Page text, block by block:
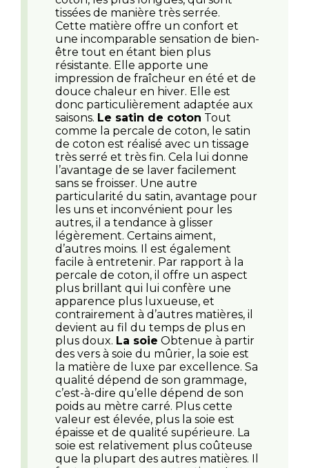
tissées de manière très serrée.
Cette matière offre un confort et
une incomparable sensation de bien-
être tout en étant bien plus
résistante. Elle apporte une
impression de fraîcheur en été et de
douce chaleur en hiver. Elle est
donc particulièrement adaptée aux
saisons. Le satin de coton Tout
comme la percale de coton, le satin
de coton est réalisé avec un tissage
très serré et très fin. Cela lui donne
l’avantage de se laver facilement
sans se froisser. Une autre
particularité du satin, avantage pour
les uns et inconvénient pour les
autres, il a tendance à glisser
légèrement. Certains aiment,
d’autres moins. Il est également
facile à entretenir. Par rapport à la
percale de coton, il offre un aspect
plus brillant qui lui confère une
apparence plus luxueuse, et
contrairement à d’autres matières, il
devient au fil du temps de plus en
plus doux. La soie Obtenue à partir
des vers à soie du mûrier, la soie est
la matière de luxe par excellence. Sa
qualité dépend de son grammage,
c’est-à-dire qu’elle dépend de son
poids au mètre carré. Plus cette
valeur est élevée, plus la soie est
épaisse et de qualité supérieure. La
soie est relativement plus coûteuse
que la plupart des autres matières. Il